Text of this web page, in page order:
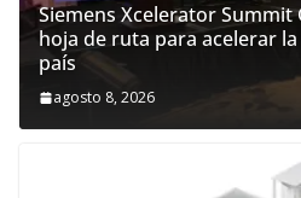
Siemens Xcelerator
hoja de ruta para acelerar
país
agosto 8, 2026